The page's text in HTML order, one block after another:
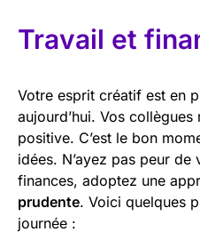
Travail et
Votre esprit créatif est en
aujourd’hui. Vos
positive. C’est le bon
idées. N’ayez pas peur
finances, adoptez une
prudente. Voici quelques
journée :